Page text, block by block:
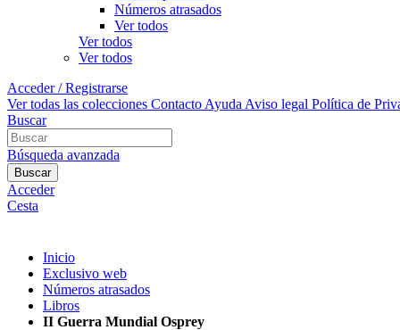
Números atrasados
Ver todos
Ver todos
Ver todos
Acceder / Registrarse
Ver todas las colecciones Contacto Ayuda Aviso legal Política de
Buscar
Búsqueda avanzada
Buscar
Acceder
Cesta
Inicio
Exclusivo web
Números atrasados
Libros
II Guerra Mundial Osprey